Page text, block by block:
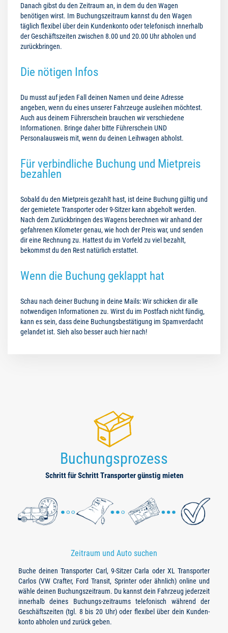
Danach gibst du den Zeitraum an, in dem du den Wagen
benötigen wirst. Im Buchungszeitraum kannst du den Wagen
täglich flexibel über dein Kundenkonto oder telefonisch innerhalb
der Geschäftszeiten zwischen 8.00 und 20.00 Uhr abholen und
zurückbringen.
Die nötigen Infos
Du musst auf jeden Fall deinen Namen und deine Adresse
angeben, wenn du eines unserer Fahrzeuge ausleihen möchtest.
Auch aus deinem Führerschein brauchen wir verschiedene
Informationen. Bringe daher bitte Führerschein UND
Personalausweis mit, wenn du deinen Leihwagen abholst.
Für verbindliche Buchung und Mietpreis
bezahlen
Sobald du den Mietpreis gezahlt hast, ist deine Buchung gültig und
der gemietete Transporter oder 9-Sitzer kann abgeholt werden.
Nach dem Zurückbringen des Wagens berechnen wir anhand der
gefahrenen Kilometer genau, wie hoch der Preis war, und senden
dir eine Rechnung zu. Hattest du im Vorfeld zu viel bezahlt,
bekommst du den Rest natürlich erstattet.
Wenn die Buchung geklappt hat
Schau nach deiner Buchung in deine Mails: Wir schicken dir alle
notwendigen Informationen zu. Wirst du im Postfach nicht fündig,
kann es sein, dass deine Buchungsbestätigung im Spamverdacht
gelandet ist. Sieh also besser auch hier nach!
Buchungsprozess
Schritt für Schritt Transporter günstig mieten
Zeitraum und Auto suchen
Buche deinen Transporter Carl, 9-Sitzer Carla oder XL Transporter
Carlos (VW Crafter, Ford Transit, Sprinter oder ähnlich) online und
wähle deinen Buchungszeitraum. Du kannst dein Fahrzeug jederzeit
innerhalb deines Buchungs-zeitraums telefonisch während der
Geschäftszeiten (tgl. 8 bis 20 Uhr) oder flexibel über dein Kunden-
konto abholen und zurück geben.